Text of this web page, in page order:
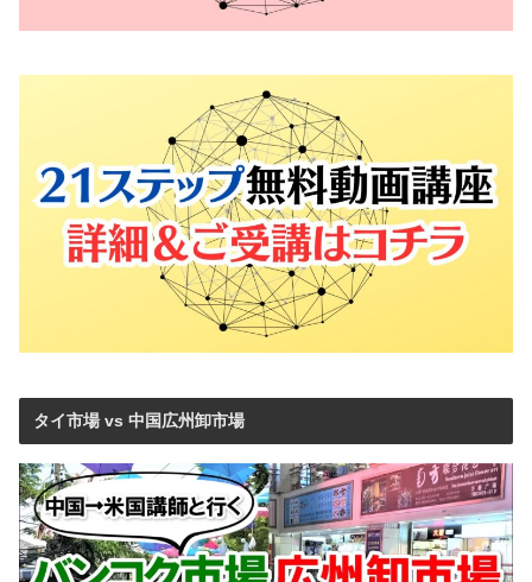
タイ市場 vs 中国広州卸市場